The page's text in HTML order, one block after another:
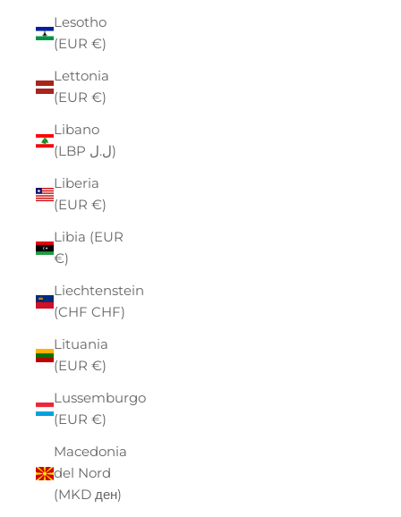
Lesotho
(EUR €)
Lettonia
(EUR €)
Libano
(LBP ل.ل)
Liberia
(EUR €)
Libia (EUR
€)
Liechtenstein
(CHF CHF)
Lituania
(EUR €)
Lussemburgo
(EUR €)
Macedonia
del Nord
(MKD ден)